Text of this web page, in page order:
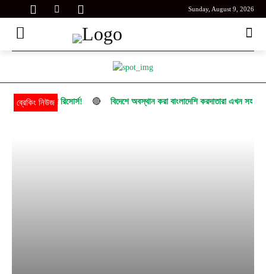
Sunday, August 9, 2026
ব্রেকিং নিউজ
চায় আকিজ রিসোর্স! 🔴 বিদেশে অবস্থান করা বাংলাদেশি করদাতারা এখন সহজেই রিটার্ন